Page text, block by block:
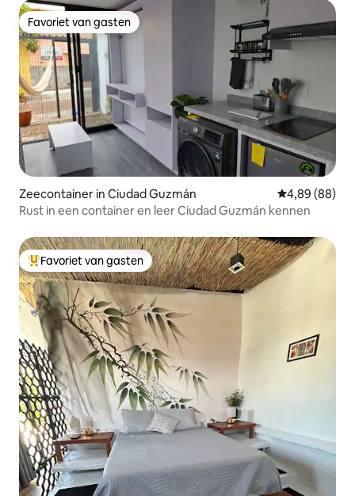
Favoriet van gasten
Favoriet van gasten
Zeecontainer in Ciudad Guzmán Gemiddelde
4,89 (88)
Rust in een container en leer Ciudad Guzmán kennen
Topfavoriet van gasten
Favoriet van gasten